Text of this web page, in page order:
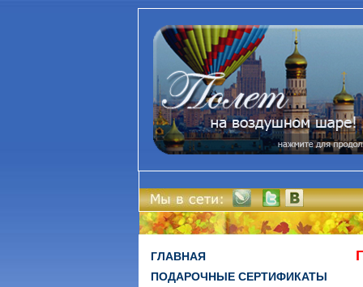
ГЛАВНАЯ
ПОДАРОЧНЫЕ СЕРТИФИКАТЫ